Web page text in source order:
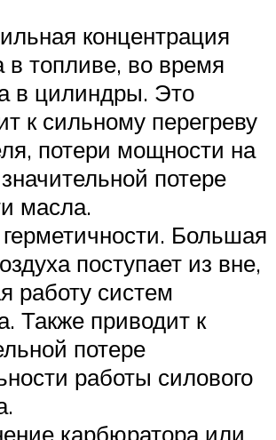
концентрация
в топливе, во время
в цилиндры. Это
к сильному перегреву
потери мощности на
потере
масла.
Большая
поступает из вне,
работу систем
Также приводит к
потере
работы силового
карбюратора или